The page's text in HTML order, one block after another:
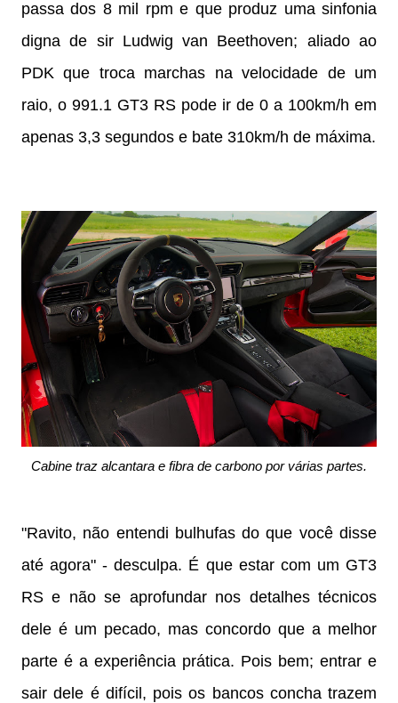
passa dos 8 mil rpm e que produz uma sinfonia
digna de sir Ludwig van Beethoven; aliado ao
PDK que troca marchas na velocidade de um
raio, o 991.1 GT3 RS pode ir de 0 a 100km/h em
apenas 3,3 segundos e bate 310km/h de máxima.
Cabine traz alcantara e fibra de carbono por várias partes.
"Ravito, não entendi bulhufas do que você disse
até agora" - desculpa. É que estar com um GT3
RS e não se aprofundar nos detalhes técnicos
dele é um pecado, mas concordo que a melhor
parte é a experiência prática. Pois bem; entrar e
sair dele é difícil, pois os bancos concha trazem